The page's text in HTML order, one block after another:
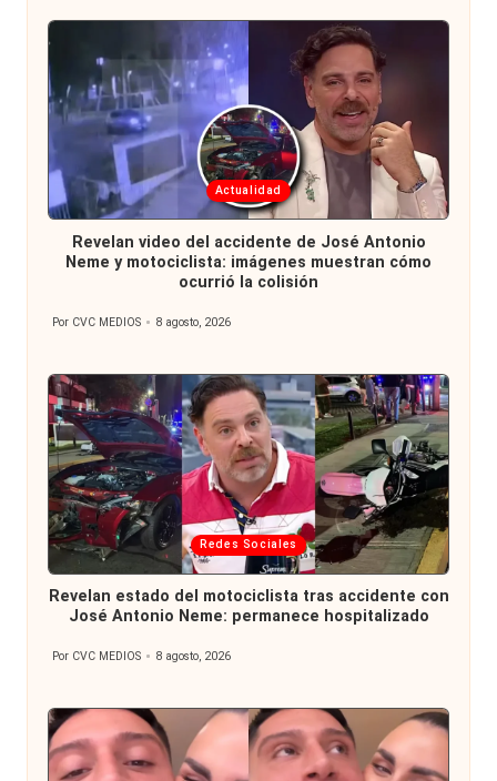
Publicada
en
Actualidad
Revelan video del accidente de José Antonio
Neme y motociclista: imágenes muestran cómo
ocurrió la colisión
Publicado
Por CVC MEDIOS 8 agosto, 2026
Publicada
en
Redes Sociales
Revelan estado del motociclista tras accidente con
José Antonio Neme: permanece hospitalizado
Publicado
Por CVC MEDIOS 8 agosto, 2026